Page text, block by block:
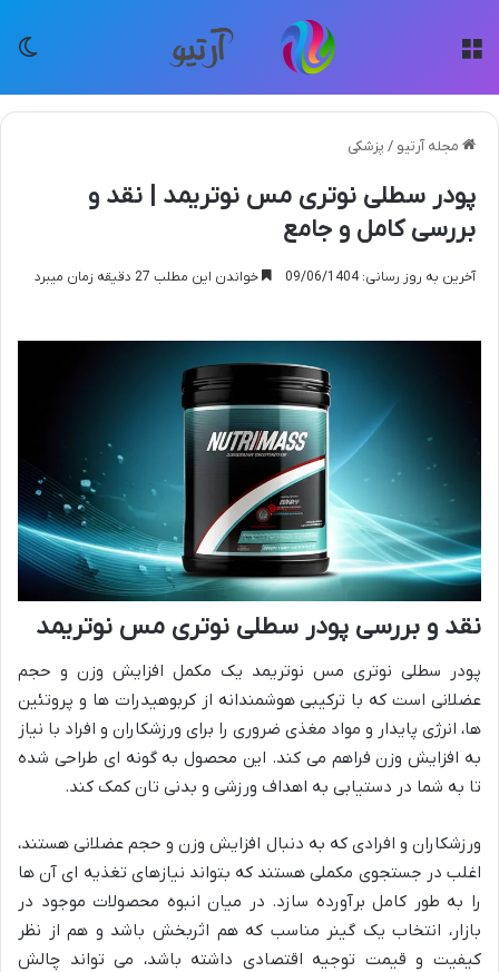
مجله آرتیو / پزشکی
پودر سطلی نوتری مس نوتریمد | نقد و
بررسی کامل و جامع
آخرین به روز رسانی: 09/06/1404 خواندن این مطلب 27 دقیقه زمان میبرد
نقد و بررسی پودر سطلی نوتری مس نوتریمد
پودر سطلی نوتری مس نوتریمد یک مکمل افزایش وزن و حجم
عضلانی است که با ترکیبی هوشمندانه از کربوهیدرات ها و پروتئین
ها، انرژی پایدار و مواد مغذی ضروری را برای ورزشکاران و افراد با نیاز
به افزایش وزن فراهم می کند. این محصول به گونه ای طراحی شده
تا به شما در دستیابی به اهداف ورزشی و بدنی تان کمک کند.
ورزشکاران و افرادی که به دنبال افزایش وزن و حجم عضلانی هستند،
اغلب در جستجوی مکملی هستند که بتواند نیازهای تغذیه ای آن ها
را به طور کامل برآورده سازد. در میان انبوه محصولات موجود در
بازار، انتخاب یک گینر مناسب که هم اثربخش باشد و هم از نظر
کیفیت و قیمت توجیه اقتصادی داشته باشد، می تواند چالش